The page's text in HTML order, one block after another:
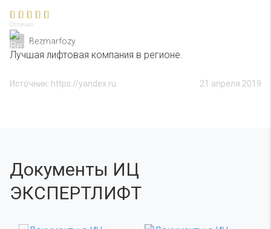
Отлично
Bezmarfozy
Лучшая лифтовая компания в регионе.
21 апреля 2019
Источник: https://yandex.ru
Документы ИЦ
ЭКСПЕРТЛИФТ